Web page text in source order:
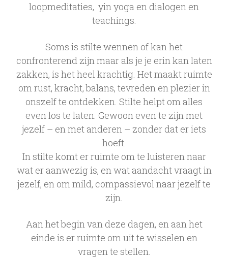
loopmeditaties, yin yoga en dialogen en
teachings.
Soms is stilte wennen of kan het
confronterend zijn maar als je je erin kan laten
zakken, is het heel krachtig. Het maakt ruimte
om rust, kracht, balans, tevreden en plezier in
onszelf te ontdekken. Stilte helpt om alles
even los te laten. Gewoon even te zijn met
jezelf – en met anderen – zonder dat er iets
hoeft.
In stilte komt er ruimte om te luisteren naar
wat er aanwezig is, en wat aandacht vraagt in
jezelf, en om mild, compassievol naar jezelf te
zijn.
Aan het begin van deze dagen, en aan het
einde is er ruimte om uit te wisselen en
vragen te stellen.